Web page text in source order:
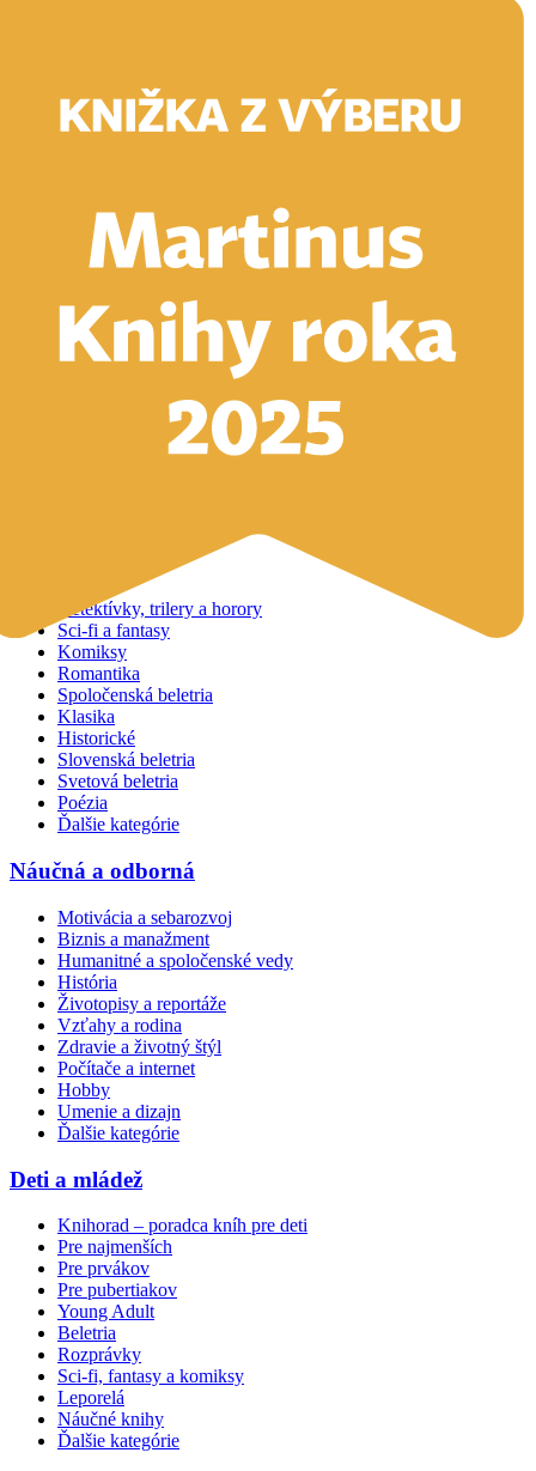
Vyhľadávanie
Vyhľadávanie
Detektívky, trilery a horory
Sci-fi a fantasy
Komiksy
Romantika
Spoločenská beletria
Klasika
Historické
Slovenská beletria
Svetová beletria
Poézia
Ďalšie kategórie
Náučná a odborná
Motivácia a sebarozvoj
Biznis a manažment
Humanitné a spoločenské vedy
História
Životopisy a reportáže
Vzťahy a rodina
Zdravie a životný štýl
Počítače a internet
Hobby
Umenie a dizajn
Ďalšie kategórie
Deti a mládež
Knihorad – poradca kníh pre deti
Pre najmenších
Pre prvákov
Pre pubertiakov
Young Adult
Beletria
Rozprávky
Sci-fi, fantasy a komiksy
Leporelá
Náučné knihy
Ďalšie kategórie